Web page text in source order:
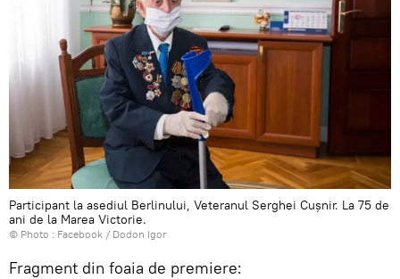
Participant la asediul Berlinului, Veteranul Serghei Cușnir. La 75 de
ani de la Marea Victorie.
© Photo : Facebook / Dodon Igor
Fragment din foaia de premiere: